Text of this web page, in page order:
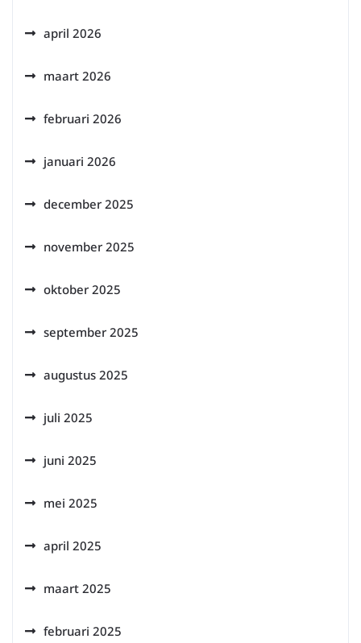
april 2026
maart 2026
februari 2026
januari 2026
december 2025
november 2025
oktober 2025
september 2025
augustus 2025
juli 2025
juni 2025
mei 2025
april 2025
maart 2025
februari 2025